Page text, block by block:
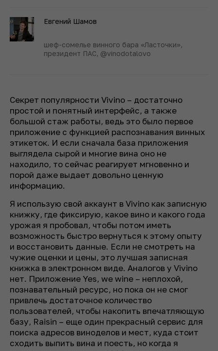
Евгений Шамов
шеф-сомелье винного бара «Ласточки»,
президент ПАС, @vinodotalovo
Секрет популярности Vivino – достаточно
простой и понятный интерфейс, а также
большой стаж работы, ведь это было первое
приложение с функцией распознавания винных
этикеток. И если сначала база приложения
выглядела сырой и многие вина оно не
находило, то сейчас реагирует мгновенно и
порой даже выдает довольно ценную
информацию.
Я использую свой аккаунт в Vivino как записную
книжку, где фиксирую, какое вино и какого года
урожая я пробовал, чтобы потом иметь
возможность быстро вернуться к этому опыту
и восстановить данные. Если не смотреть на
чужие оценки и цены, это лучшая записная
книжка в электронном виде. Аналогов у Vivino
нет. Приложение Yes, we wine – неплохой,
познавательный ресурс, но пока он не смог
привлечь достаточное количество
пользователей, чтобы накопить впечатляющую
базу, Raisin – еще один прекрасный сервис для
поиска адресов виноделов и мест, куда стоит
сходить выпить вина и поесть, но когда я